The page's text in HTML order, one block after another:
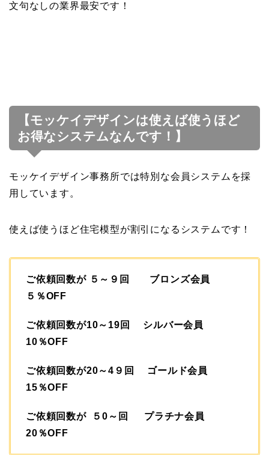
文句なしの業界最安です！
【モッケイデザインは使えば使うほど
お得なシステムなんです！】
モッケイデザイン事務所では特別な会員システムを採
用しています。
使えば使うほど住宅模型が割引になるシステムです！
ご依頼回数が ５～９回 ブロンズ会員
５％OFF
ご依頼回数が10～19回 シルバー会員
10％OFF
ご依頼回数が20～4９回 ゴールド会員
15％OFF
ご依頼回数が ５0～回 プラチナ会員
20％OFF